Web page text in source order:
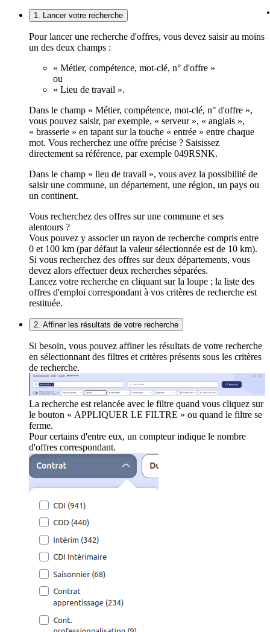
1. Lancer votre recherche
Pour lancer une recherche d'offres, vous devez saisir au moins
un des deux champs :
« Métier, compétence, mot-clé, n° d'offre »
ou
« Lieu de travail ».
Dans le champ « Métier, compétence, mot-clé, n° d'offre »,
vous pouvez saisir, par exemple, « serveur », « anglais »,
« brasserie » en tapant sur la touche « entrée » entre chaque
mot. Vous recherchez une offre précise ? Saisissez
directement sa référence, par exemple 049RSNK.
Dans le champ « lieu de travail », vous avez la possibilité de
saisir une commune, un département, une région, un pays ou
un continent.
Vous recherchez des offres sur une commune et ses
alentours ?
Vous pouvez y associer un rayon de recherche compris entre
0 et 100 km (par défaut la valeur sélectionnée est de 10 km).
Si vous recherchez des offres sur deux départements, vous
devez alors effectuer deux recherches séparées.
Lancez votre recherche en cliquant sur la loupe ; la liste des
offres d'emploi correspondant à vos critères de recherche est
restituée.
2. Affiner les résultats de votre recherche
Si besoin, vous pouvez affiner les résultats de votre recherche
en sélectionnant des filtres et critères présents sous les critères
de recherche.
La recherche est relancée avec le filtre quand vous cliquez sur
le bouton « APPLIQUER LE FILTRE » ou quand le filtre se
ferme.
Pour certains d'entre eux, un compteur indique le nombre
d'offres correspondant.